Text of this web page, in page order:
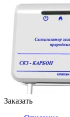
Заказать